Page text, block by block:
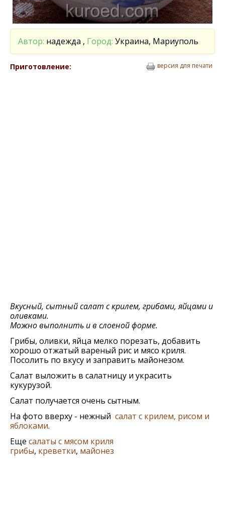
Автор: надежда , Город: Украина, Мариуполь
Приготовление: версия для печати
Вкусный, сытный салат с крилем, грибами, яйцами и
оливками.
Можно выполнить и в слоеной форме.
Грибы, оливки, яйца мелко порезать, добавить
хорошо отжатый вареный рис и мясо криля.
Посолить по вкусу и заправить майонезом.
Салат выложить в салатницу и украсить
кукурузой.
Салат получается очень сытным.
На фото вверху - нежный салат с крилем, рисом и
яблоками.
Еще салаты с мясом криля
грибы, креветки, майонез